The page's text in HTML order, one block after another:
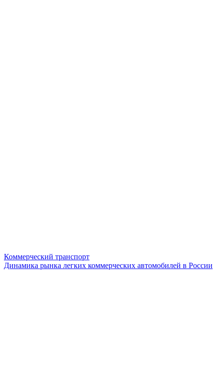
Коммерческий транспорт
Динамика рынка легких коммерческих автомобилей в России